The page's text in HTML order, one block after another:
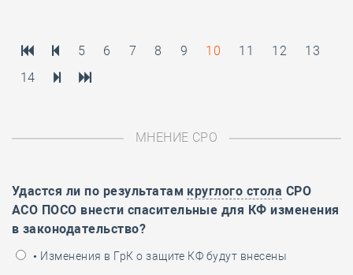
5 6 7 8 9 10 11 12
13
14
МНЕНИЕ СРО
Удастся ли по результатам круглого стола СРО
АСО ПОСО внести спасительные для КФ изменения
в законодательство?
• Изменения в ГрК о защите КФ будут внесены